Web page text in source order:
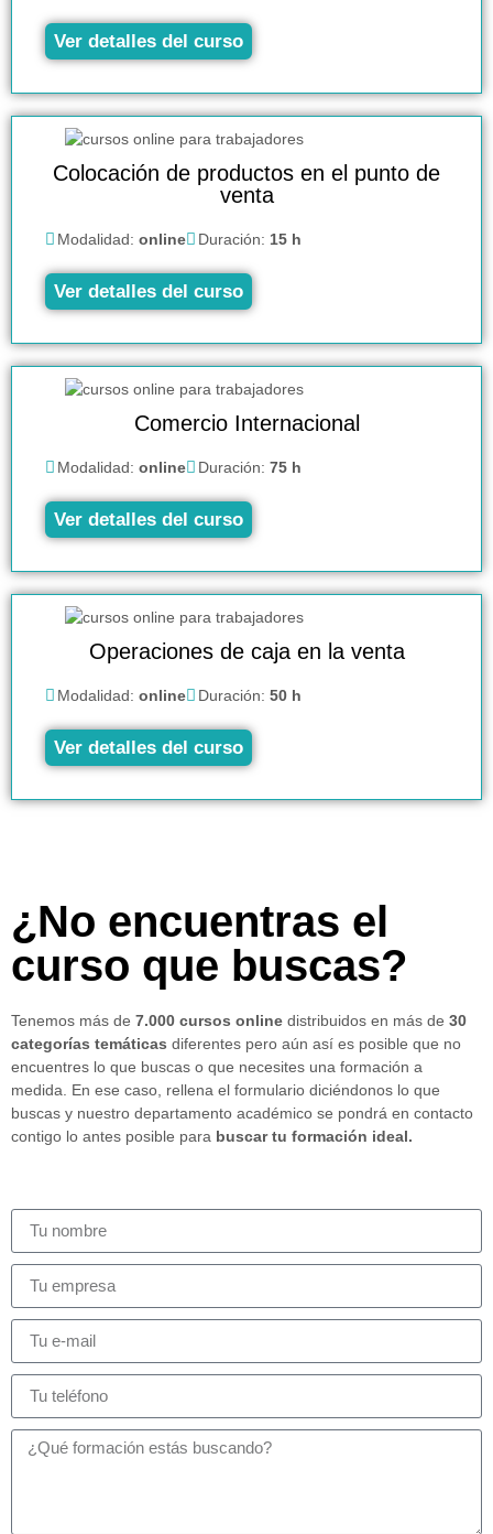
Ver detalles del curso
Colocación de productos en el punto de
venta
Modalidad: online Duración: 15 h
Ver detalles del curso
Comercio Internacional
Modalidad: online Duración: 75 h
Ver detalles del curso
Operaciones de caja en la venta
Modalidad: online Duración: 50 h
Ver detalles del curso
¿No encuentras el
curso que buscas?
Tenemos más de 7.000 cursos online distribuidos en más de 30
categorías temáticas diferentes pero aún así es posible que no
encuentres lo que buscas o que necesites una formación a
medida. En ese caso, rellena el formulario diciéndonos lo que
buscas y nuestro departamento académico se pondrá en contacto
contigo lo antes posible para buscar tu formación ideal.